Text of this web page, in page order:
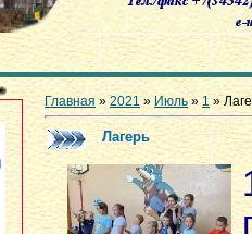
Главная »2021 » Июль » 1 »
Лагерь